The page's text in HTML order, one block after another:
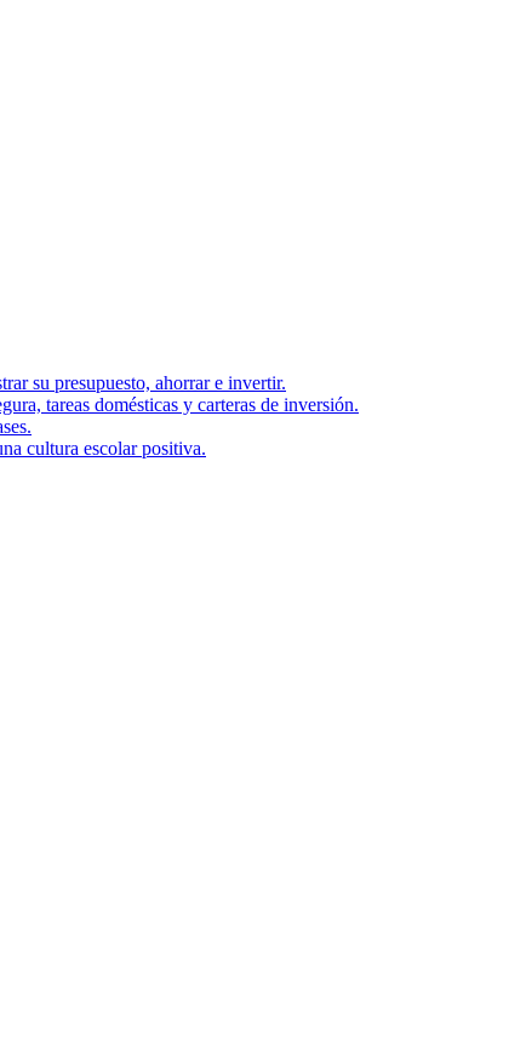
su presupuesto, ahorrar e invertir.
tareas domésticas y carteras de inversión.
cultura escolar positiva.